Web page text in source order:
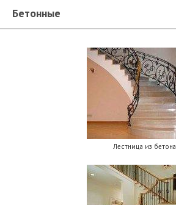
Бетонные
Лестница из бетона